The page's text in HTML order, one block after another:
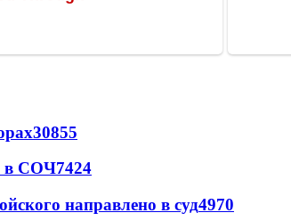
30855
в СОЧ7424
направлено в суд4970